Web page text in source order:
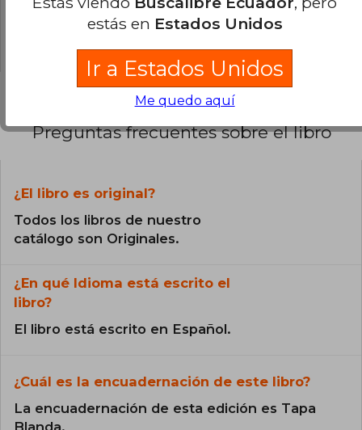
0% (0)
Preguntas frecuentes sobre el libro
¿El libro es original?
Todos los libros de nuestro
catálogo son Originales.
¿En qué Idioma está escrito el
libro?
El libro está escrito en Español.
¿Cuál es la encuadernación de este libro?
La encuadernación de esta edición es Tapa
estás en Estados Unidos
Ir a Estados Unidos
Me quedo aquí